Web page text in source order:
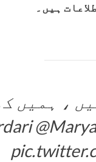
ہیں۔
، ہمیں